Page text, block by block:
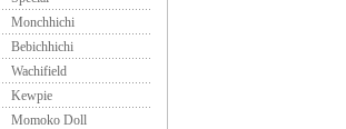
Monchhichi
Bebichhichi
Wachifield
Kewpie
Momoko Doll